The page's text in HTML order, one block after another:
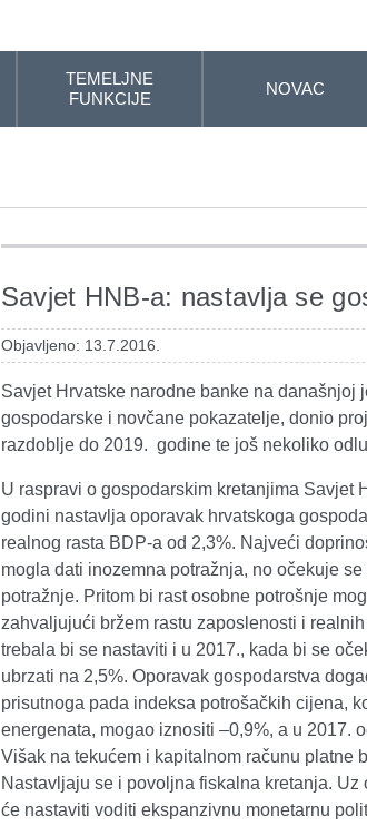
TEMELJNE
FUNKCIJE
NOVAC
Savjet HNB-a: nastavlja se
Objavljeno: 13.7.2016.
Savjet Hrvatske narodne banke na današnjoj
gospodarske i novčane pokazatelje, donio
razdoblje do 2019. godine te još nekoliko
U raspravi o gospodarskim kretanjima Savjet
godini nastavlja oporavak hrvatskoga
realnog rasta BDP-a od 2,3%. Najveći
mogla dati inozemna potražnja, no očekuje
potražnje. Pritom bi rast osobne potrošnje
zahvaljujući bržem rastu zaposlenosti i
trebala bi se nastaviti i u 2017., kada bi se
ubrzati na 2,5%. Oporavak gospodarstva
prisutnoga pada indeksa potrošačkih cijena,
energenata, mogao iznositi –0,9%, a u 2017.
Višak na tekućem i kapitalnom računu platne
Nastavljaju se i povoljna fiskalna kretanja.
će nastaviti voditi ekspanzivnu monetarnu